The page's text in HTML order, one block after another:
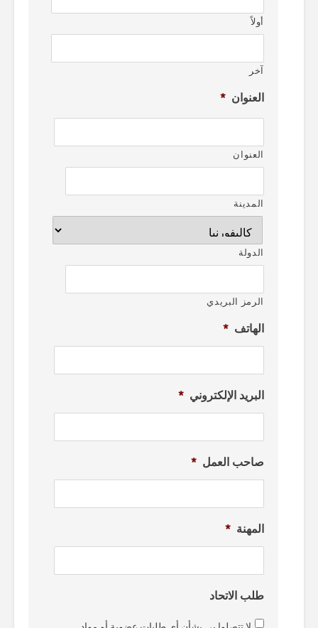
أولاً
آخر
العنوان *
العنوان
المدينة
الدولة
الرمز البريدي
الهاتف *
البريد الإلكتروني *
صاحب العمل *
المهنة *
طلب الاتحاد